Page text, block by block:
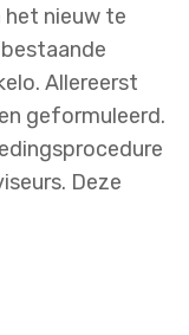
het nieuw te
Allereerst
geformuleerd.
Deze